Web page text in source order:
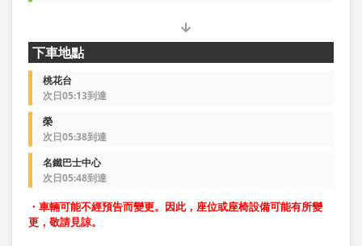
下車地點
桃花台
次日05:13到達
榮
次日05:38到達
名鐵巴士中心
次日05:48到達
・車輛可能不經預告而變更。因此，座位或座椅設備可能有所變
更，敬請見諒。